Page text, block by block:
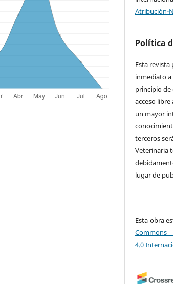
Atribución-
Política
Esta
inmediato
principio de
acceso libre
un mayor
terceros
Veterinaria
lugar de
Esta obra
Commons
4.0